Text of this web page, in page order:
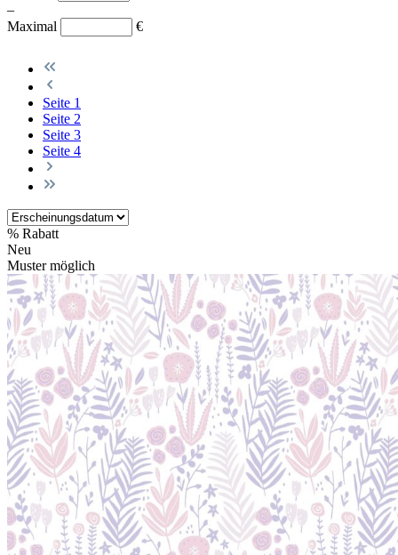
–
Maximal
€
Seite 1
Seite 2
Seite 3
Seite 4
% Rabatt
Neu
Muster möglich